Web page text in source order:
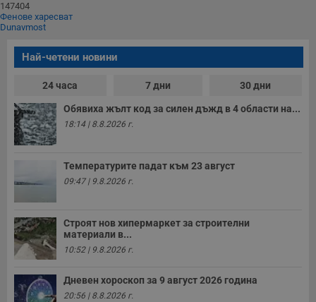
147404
Фенове харесват
Dunavmost
Най-четени новини
24 часа 7 дни 30 дни
Обявиха жълт код за силен дъжд в 4 области на...
18:14 | 8.8.2026 г.
Температурите падат към 23 август
09:47 | 9.8.2026 г.
Строят нов хипермаркет за строителни
материали в...
10:52 | 9.8.2026 г.
Дневен хороскоп за 9 август 2026 година
20:56 | 8.8.2026 г.